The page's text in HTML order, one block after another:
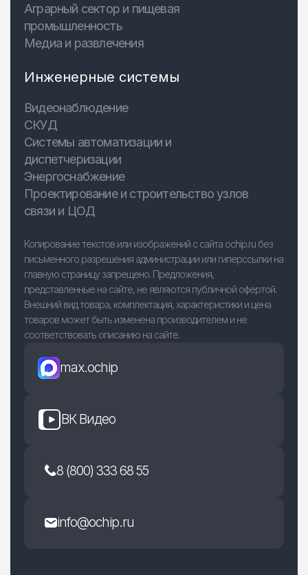
Аграрный сектор и пищевая
промышленность
Медиа и развлечения
Инженерные системы
Видеонаблюдение
СКУД
Системы автоматизации и
диспетчеризации
Энергоснабжение
Проектирование и строительство узлов
связи и ЦОД
Копирование текстов или изображений с сайта ochip.ru без
письменного разрешения администрации или гиперссылки на
главную страницу запрещено. Предложения,
представленные на сайте, не являются публичной офертой.
Внешний вид товара, комплектация, характеристики и цена
товаров может быть изменена производителем и не
соответствовать описанию на сайте.
max.ochip
ВК Видео
8 (800) 333 68 55
info@ochip.ru